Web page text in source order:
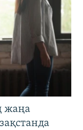
жаңа